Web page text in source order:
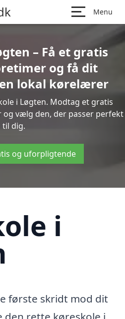
Menu
– Få et gratis
og få dit
lokal kørelærer
i Løgten. Modtag et gratis
vælg den, der passer perfekt
til dig.
og uforpligtende
i
første skridt mod dit